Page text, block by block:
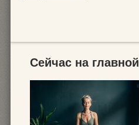
Сейчас на главной